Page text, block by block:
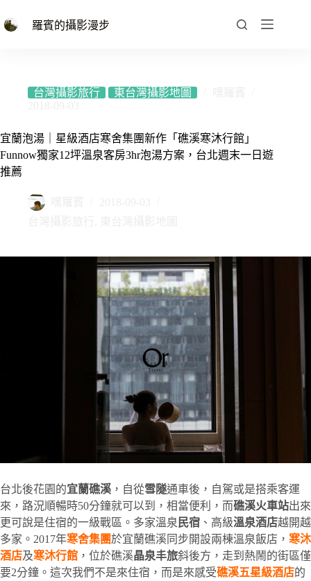
至
羅賓的攝影漫步
台灣攝影旅行 東台灣攝影地圖
宜蘭泡湯｜星級酒店寒舍集團新作「礁溪寒沐行館」
Funnow獨家12坪溫泉客房3hr泡湯方案，台北週末一日遊
推薦
台北後花園的宜蘭礁溪 ，自從雪隧通車後，自駕或是搭乘客運
來，路況順暢時50分鐘就可以到，相當便利，而礁溪火車站出來
更可說是住宿的一級戰區。多家溫泉 民宿 、高級溫泉酒店越開越
多家。2017年寒舍集團於宜蘭礁溪同步開設兩棟溫泉飯店， 寒沐
酒店及寒沐行館 ，位於礁溪晶泉丰旅斜後方，走到熱鬧的街區僅
要2分鐘。這次我們不是來住宿，而是來感受礁溪五星級酒店的